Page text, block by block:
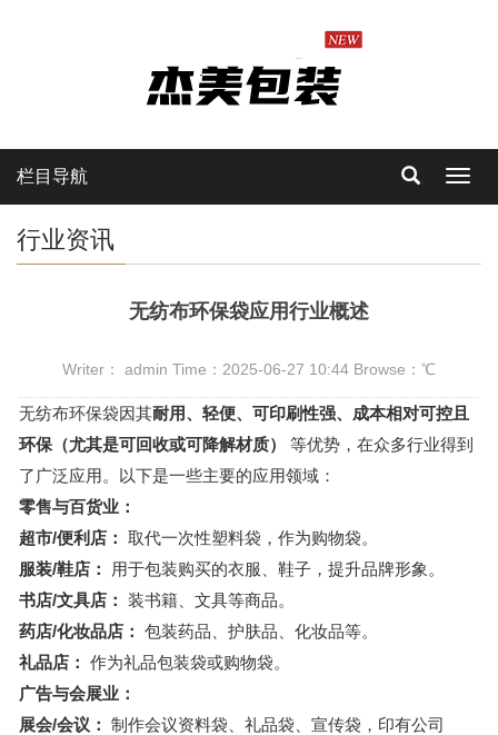
栏目导航
行业资讯
无纺布环保袋应用行业概述
Writer： admin Time：2025-06-27 10:44 Browse： ℃
无纺布环保袋因其耐用、轻便、可印刷性强、成本相对可控且
环保（尤其是可回收或可降解材质）
等优势，在众多行业得到
了广泛应用。以下是一些主要的应用领域：
零售与百货业：
超市/便利店： 取代一次性塑料袋，作为购物袋。
服装/鞋店：
用于包装购买的衣服、鞋子，提升品牌形象。
书店/文具店： 装书籍、文具等商品。
药店/化妆品店： 包装药品、护肤品、化妆品等。
礼品店： 作为礼品包装袋或购物袋。
广告与会展业：
展会/会议： 制作会议资料袋、礼品袋、宣传袋，印有公司